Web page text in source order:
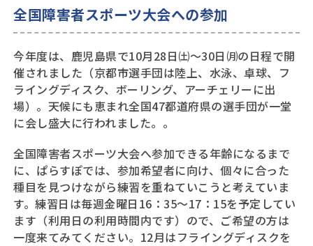
全国障害者スポーツ大会への参加
今年度は、鹿児島県で10月28日㈯～30日㈪の日程で開
催されました（京都市選手団は陸上、水泳、卓球、フ
ライングディスク、ボーリング、アーチェリーに出
場）。天候にも恵まれ全国47都道府県の選手団が一堂
に会し盛大に行われました。。
全国障害者スポーツ大会へ参加できる年齢になるまで
に、ぱらすぽでは、参加希望者に向け、個々に合った
種目を見つけながら練習を重ねていこうと考えていま
す。練習日は毎週金曜日16：35～17：15を予定してい
ます（利用日の利用時間内です）ので、ご希望の方は
一度来てみてください。12月はフライングディスクを